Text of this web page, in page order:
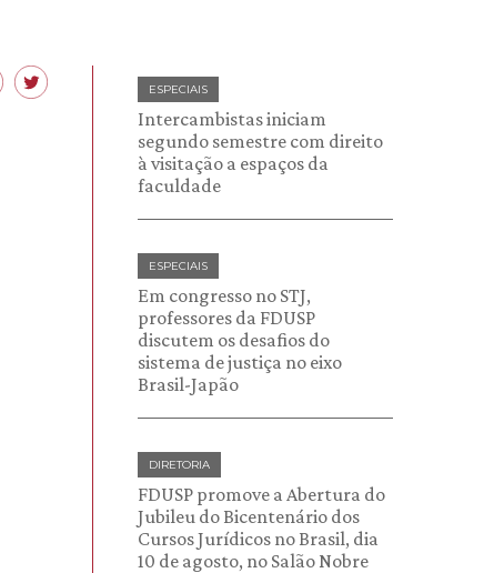
ESPECIAIS
Intercambistas iniciam
segundo semestre com direito
à visitação a espaços da
faculdade
ESPECIAIS
Em congresso no STJ,
professores da FDUSP
discutem os desafios do
sistema de justiça no eixo
Brasil-Japão
DIRETORIA
FDUSP promove a Abertura do
Jubileu do Bicentenário dos
Cursos Jurídicos no Brasil, dia
10 de agosto, no Salão Nobre